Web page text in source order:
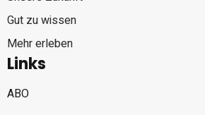
Gut zu wissen
Mehr erleben
Links
ABO